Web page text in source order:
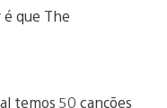
é que The
temos 50 canções